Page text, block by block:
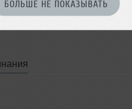
БОЛЬШЕ НЕ ПОКАЗЫВАТЬ